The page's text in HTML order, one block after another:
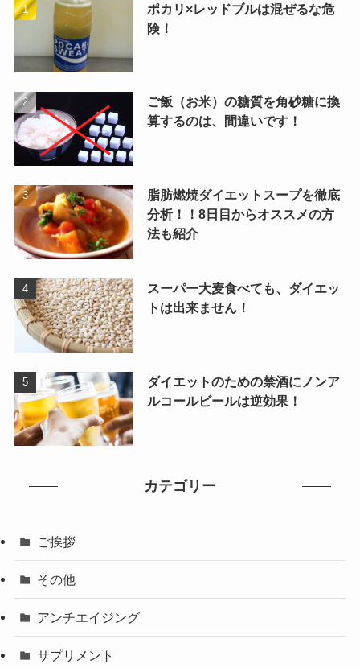
ポカリ×レッドブルは混ぜるな危
険！
ご飯（お米）の糖質を角砂糖に換
算するのは、間違いです！
脂肪燃焼ダイエットスープを徹底
分析！！8日目からオススメの方
法も紹介
スーパー大麦食べても、ダイエッ
トは出来ません！
ダイエットのための禁酒にノンア
ルコールビールは逆効果！
カテゴリー
ご挨拶
その他
アンチエイジング
サプリメント